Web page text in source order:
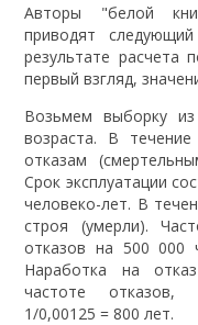
Авторы "белой
приводят
результате расчета
первый взгляд,
Возьмем выборку
возраста. В
отказам
Срок эксплуатации
человеко-лет. В
строя (умерли).
отказов на 500 000
Наработка на
частоте отказов,
1/0,00125 = 800 лет.